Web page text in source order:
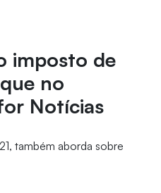
imposto de
no
Notícias
também aborda sobre